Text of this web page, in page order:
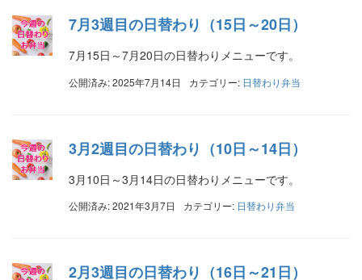
7月3週目の日替わり（15日～20日）
7月15日～7月20日の日替わりメニューです。
公開済み: 2025年7月14日 カテゴリー: 日替わり弁当
3月2週目の日替わり（10日～14日）
3月10日～3月14日の日替わりメニューです。
公開済み: 2021年3月7日 カテゴリー: 日替わり弁当
2月3週目の日替わり（16日～21日）